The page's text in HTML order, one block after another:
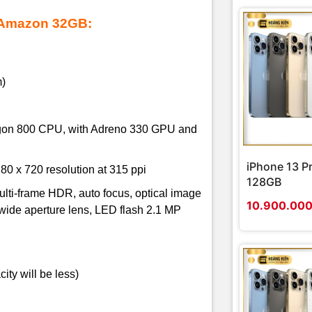
32GB:
800 CPU, with Adreno 330 GPU and
x 720 resolution at 315 ppi
frame HDR, auto focus, optical image
aperture lens, LED flash 2.1 MP
will be less)
iPhone 13
128GB
Bluetooth 3.0 wireless technology; NFC enabled
Phone
có cấu hình tương đương với các Điện Thoại
Fire Phone có cấu hình tương đối mạnh với chip
RAM và bộ nhớ 32GB. Cấu hình này dư sức chạy tốt các
4.7” do đó Fire Phone khá nhỏ gọn khi cầm trên tay. Máy hơi
camera ở mỗi góc nhằm theo dõi người dùng để hiển thị
giống iPhone 5s là điều chắc chắc phải nói nếu bạn cầm sản
Fire Phone cho ảnh hiển thị rất xuất sắc với góc nhìn